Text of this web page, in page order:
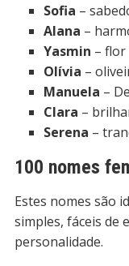
Sofia –
Alana –
Yasmin – flor
Olívia –
Manuela –
Clara –
Serena –
100 nomes
Estes nomes são
simples, fáceis de
personalidade.